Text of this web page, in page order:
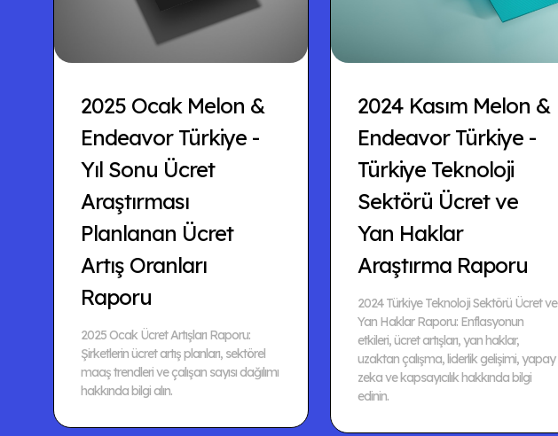
2025 Ocak Melon &
Endeavor Türkiye -
Yıl Sonu Ücret
Araştırması
Planlanan Ücret
Artış Oranları
Raporu
2025 Ocak Ücret Artışları Raporu:
Şirketlerin ücret artış planları, sektörel
maaş trendleri ve çalışan sayısı dağılımı
hakkında bilgi alın.
2024 Kasım Melon &
Endeavor Türkiye -
Türkiye Teknoloji
Sektörü Ücret ve
Yan Haklar
Araştırma Raporu
2024 Türkiye Teknoloji Sektörü Ücret ve
Yan Haklar Raporu: Enflasyonun
etkileri, ücret artışları, yan haklar,
uzaktan çalışma, liderlik gelişimi, yapay
zeka ve kapsayıcılık hakkında bilgi
edinin.